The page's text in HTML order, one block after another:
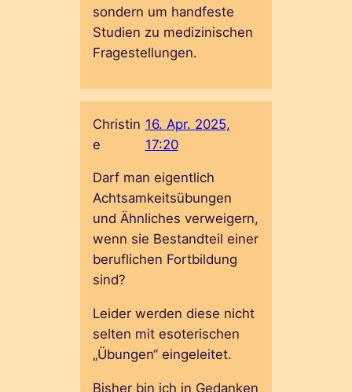
sondern um handfeste
Studien zu medizinischen
Fragestellungen.
Christin
e
16. Apr. 2025,
17:20
Darf man eigentlich
Achtsamkeitsübungen
und Ähnliches verweigern,
wenn sie Bestandteil einer
beruflichen Fortbildung
sind?
Leider werden diese nicht
selten mit esoterischen
„Übungen“ eingeleitet.
Bisher bin ich in Gedanken